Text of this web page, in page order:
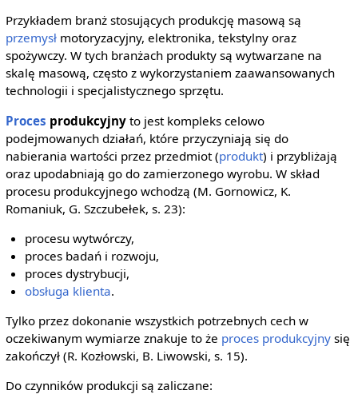
Przykładem branż stosujących produkcję masową są
przemysłmotoryzacyjny, elektronika, tekstylny oraz
spożywczy. W tych branżach produkty są wytwarzane na
skalę masową, często z wykorzystaniem zaawansowanych
technologii i specjalistycznego sprzętu.
Proces produkcyjnyto jest kompleks celowo
podejmowanych działań, które przyczyniają się do
nabierania wartości przez przedmiot (produkt) i przybliżają
oraz upodabniają go do zamierzonego wyrobu. W skład
procesu produkcyjnego wchodzą (M. Gornowicz, K.
Romaniuk, G. Szczubełek, s. 23):
procesu wytwórczy,
proces badań i rozwoju,
proces dystrybucji,
obsługa klienta.
Tylko przez dokonanie wszystkich potrzebnych cech w
oczekiwanym wymiarze znakuje to że proces produkcyjnysię
zakończył (R. Kozłowski, B. Liwowski, s. 15).
Do czynników produkcji są zaliczane: